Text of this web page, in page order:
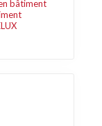
bâtiment